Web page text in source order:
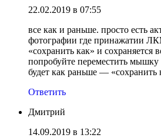
22.02.2019 в 07:55
все как и раньше. просто есть
фотографии где принажатии
«сохранить как» и сохраняется
попробуйте переместить мышку
будет как раньше — «сохранить
Ответить
Дмитрий
14.09.2019 в 13:22